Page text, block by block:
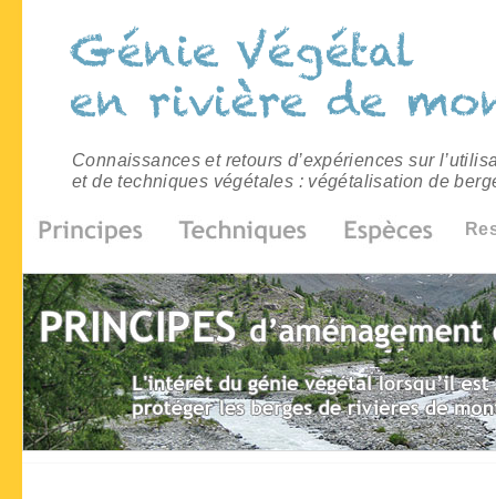
Connaissances et retours d’expériences sur
et de techniques végétales : végétalisation de